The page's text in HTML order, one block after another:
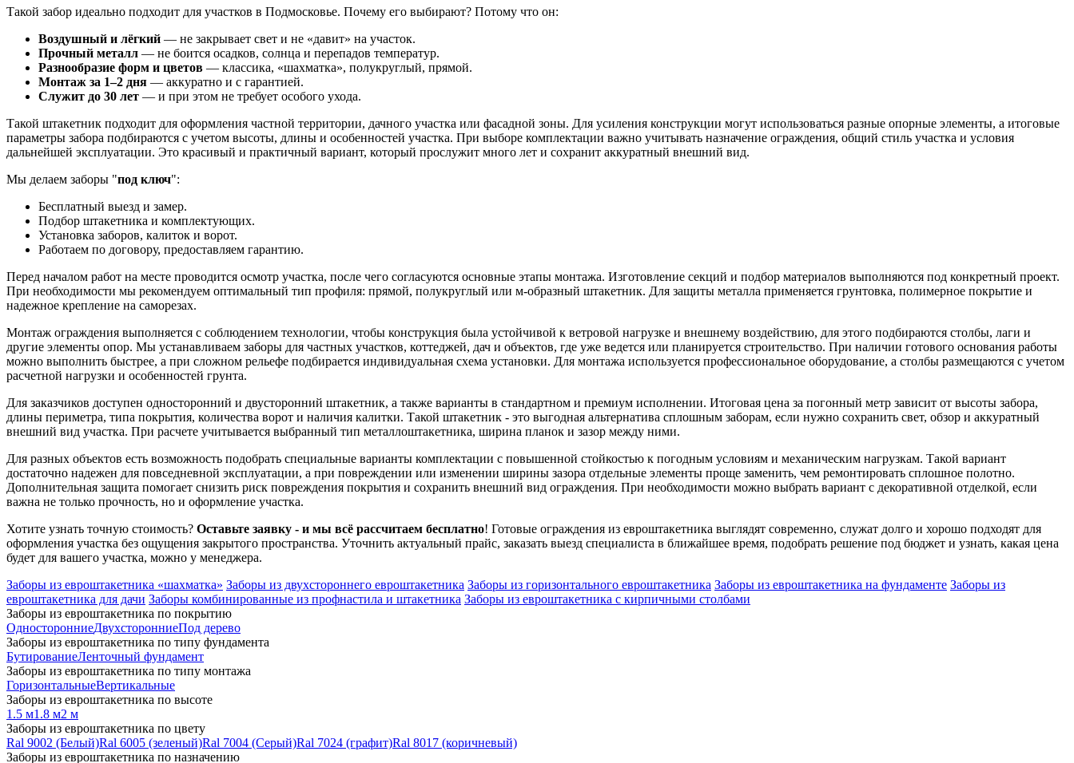
Такой забор идеально подходит для участков в Подмосковье. Почему его выбирают? Потому что он:
Воздушный и лёгкий — не закрывает свет и не «давит» на участок.
Прочный металл — не боится осадков, солнца и перепадов температур.
Разнообразие форм и цветов — классика, «шахматка», полукруглый, прямой.
Монтаж за 1–2 дня — аккуратно и с гарантией.
Служит до 30 лет — и при этом не требует особого ухода.
Такой штакетник подходит для оформления частной территории, дачного участка или фасадной зоны. Для усиления конструкции могут использоваться разные опорные элементы, а итоговые
параметры забора подбираются с учетом высоты, длины и особенностей участка. При выборе комплектации важно учитывать назначение ограждения, общий стиль участка и условия
дальнейшей эксплуатации. Это красивый и практичный вариант, который прослужит много лет и сохранит аккуратный внешний вид.
Мы делаем заборы "под ключ":
Бесплатный выезд и замер.
Подбор штакетника и комплектующих.
Установка заборов, калиток и ворот.
Работаем по договору, предоставляем гарантию.
Перед началом работ на месте проводится осмотр участка, после чего согласуются основные этапы монтажа. Изготовление секций и подбор материалов выполняются под конкретный проект.
При необходимости мы рекомендуем оптимальный тип профиля: прямой, полукруглый или м-образный штакетник. Для защиты металла применяется грунтовка, полимерное покрытие и
надежное крепление на саморезах.
Монтаж ограждения выполняется с соблюдением технологии, чтобы конструкция была устойчивой к ветровой нагрузке и внешнему воздействию, для этого подбираются столбы, лаги и
другие элементы опор. Мы устанавливаем заборы для частных участков, коттеджей, дач и объектов, где уже ведется или планируется строительство. При наличии готового основания работы
можно выполнить быстрее, а при сложном рельефе подбирается индивидуальная схема установки. Для монтажа используется профессиональное оборудование, а столбы размещаются с учетом
расчетной нагрузки и особенностей грунта.
Для заказчиков доступен односторонний и двусторонний штакетник, а также варианты в стандартном и премиум исполнении. Итоговая цена за погонный метр зависит от высоты забора,
длины периметра, типа покрытия, количества ворот и наличия калитки. Такой штакетник - это выгодная альтернатива сплошным заборам, если нужно сохранить свет, обзор и аккуратный
внешний вид участка. При расчете учитывается выбранный тип металлоштакетника, ширина планок и зазор между ними.
Для разных объектов есть возможность подобрать специальные варианты комплектации с повышенной стойкостью к погодным условиям и механическим нагрузкам. Такой вариант
достаточно надежен для повседневной эксплуатации, а при повреждении или изменении ширины зазора отдельные элементы проще заменить, чем ремонтировать сплошное полотно.
Дополнительная защита помогает снизить риск повреждения покрытия и сохранить внешний вид ограждения. При необходимости можно выбрать вариант с декоративной отделкой, если
важна не только прочность, но и оформление участка.
Хотите узнать точную стоимость? Оставьте заявку - и мы всё рассчитаем бесплатно! Готовые ограждения из евроштакетника выглядят современно, служат долго и хорошо подходят для
оформления участка без ощущения закрытого пространства. Уточнить актуальный прайс, заказать выезд специалиста в ближайшее время, подобрать решение под бюджет и узнать, какая цена
будет для вашего участка, можно у менеджера.
Заборы из евроштакетника «шахматка» Заборы из двухстороннего евроштакетника Заборы из горизонтального евроштакетника Заборы из евроштакетника на фундаменте Заборы из
евроштакетника для дачи Заборы комбинированные из профнастила и штакетника Заборы из евроштакетника с кирпичными столбами
Заборы из евроштакетника по покрытию
ОдносторонниеДвухсторонниеПод дерево
Заборы из евроштакетника по типу фундамента
БутированиеЛенточный фундамент
Заборы из евроштакетника по типу монтажа
ГоризонтальныеВертикальные
Заборы из евроштакетника по высоте
1.5 м1.8 м2 м
Заборы из евроштакетника по цвету
Ral 9002 (Белый)Ral 6005 (зеленый)Ral 7004 (Серый)Ral 7024 (графит)Ral 8017 (коричневый)
Заборы из евроштакетника по назначению